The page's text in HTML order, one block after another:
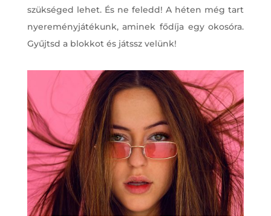
szükséged lehet. És ne feledd! A héten még tart
nyereményjátékunk, aminek fődíja egy okosóra.
Gyűjtsd a blokkot és játssz velünk!